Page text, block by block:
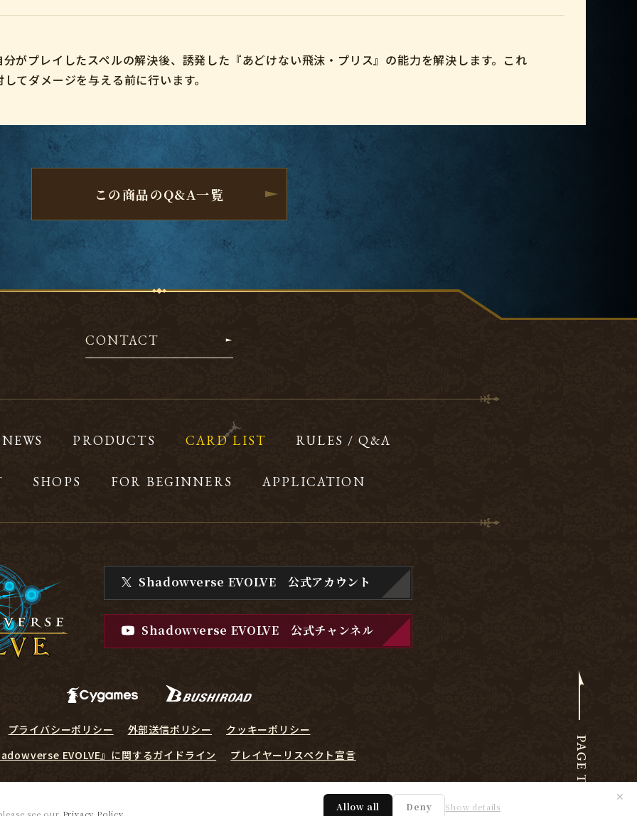
Allow all Deny Show details
✕
がプレイしたスペルの解決後、誘発した『あどけない飛沫・プリス』の能力を解決します。これ
てダメージを与える前に行います。
この商品のQ&A一覧
CONTACT
NEWS PRODUCTS CARD LIST RULES / Q&A
SHOPS FOR BEGINNERS APPLICATION
Shadowverse EVOLVE 公式アカウント
Shadowverse EVOLVE公式チャンネル
プライバシーポリシー 外部送信ポリシー
クッキーポリシー
EVOLVE』に関するガイドライン
プレイヤーリスペクト宣言